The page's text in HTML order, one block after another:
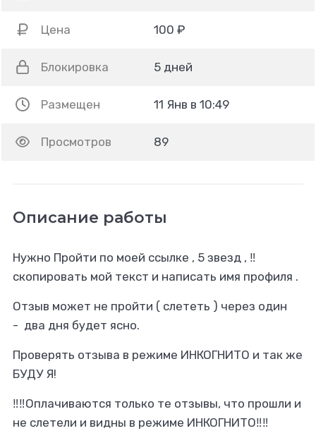
Цена 100 ₽
Блокировка 5 дней
Размещен 11 Янв в 10:49
Просмотров 89
Описание работы
Нужно Пройти по моей ссылке , 5 звезд , ‼️
скопировать мой текст и написать имя профиля .
Отзыв может не пройти ( слететь ) через один
- два дня будет ясно.
Проверять отзыва в режиме ИНКОГНИТО и так же
БУДУ Я!
‼️‼️Оплачиваются только те отзывы, что прошли и
не слетели и видны в режиме ИНКОГНИТО‼️‼️